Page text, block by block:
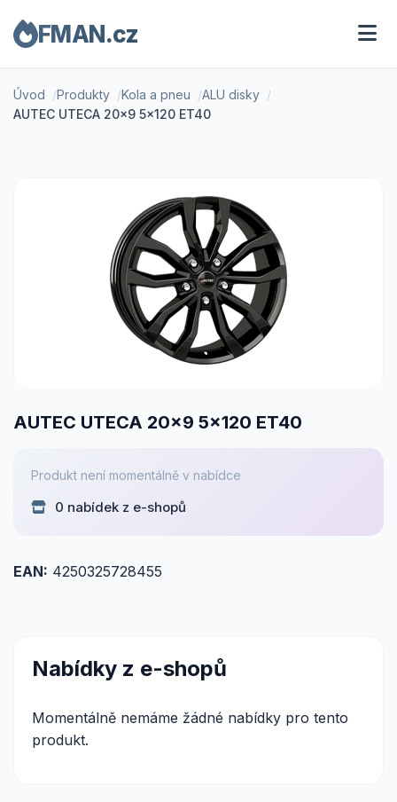
FMAN.cz
Úvod Produkty Kola a pneu
ALU disky
AUTEC UTECA 20x9 5x120 ET40
AUTEC UTECA 20x9 5x120 ET40
Produkt není momentálně v nabídce
0 nabídek z e-shopů
EAN: 4250325728455
Nabídky z e-shopů
Momentálně nemáme žádné nabídky pro tento
produkt.